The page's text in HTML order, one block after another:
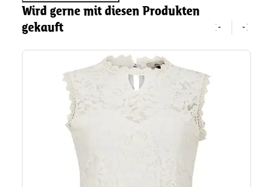
Wird gerne mit diesen Produkten
gekauft